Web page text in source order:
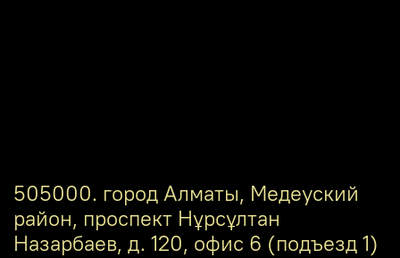
505000. город Алматы, Медеуский
район, проспект Нұрсұлтан
Назарбаев, д. 120, офис 6 (подъезд 1)